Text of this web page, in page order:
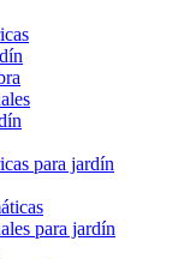
para jardín
para jardín